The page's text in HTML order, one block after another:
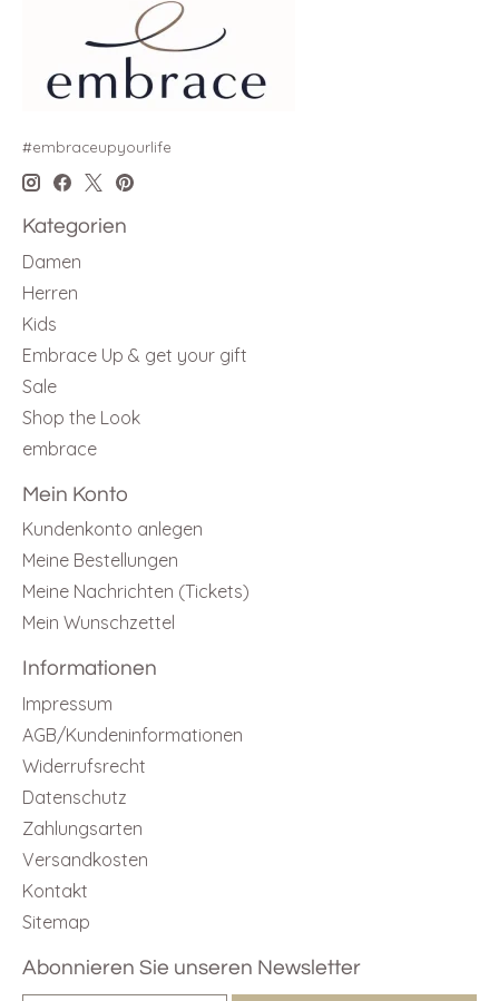
#embraceupyourlife
Kategorien
Damen
Herren
Kids
Embrace Up & get your gift
Sale
Shop the Look
embrace
Mein Konto
Kundenkonto anlegen
Meine Bestellungen
Meine Nachrichten (Tickets)
Mein Wunschzettel
Informationen
Impressum
AGB/Kundeninformationen
Widerrufsrecht
Datenschutz
Zahlungsarten
Versandkosten
Kontakt
Sitemap
Abonnieren Sie unseren Newsletter